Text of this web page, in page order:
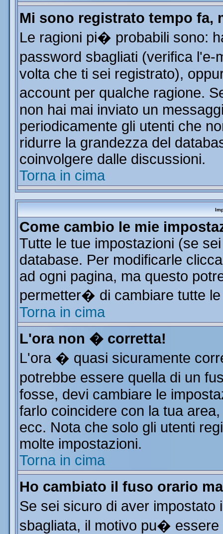
Mi sono registrato tempo
Le ragioni pi� probabili sono:
password sbagliati (verifica
volta che ti sei registrato),
account per qualche ragione.
non hai mai inviato un
periodicamente gli utenti che
ridurre la grandezza del
coinvolgere dalle discussioni.
Torna in cima
Come cambio le mie
Tutte le tue impostazioni (se
database. Per modificarle
ad ogni pagina, ma questo
permetter� di cambiare tutte
Torna in cima
L'ora non � corretta!
L'ora � quasi sicuramente
potrebbe essere quella di un
fosse, devi cambiare le
farlo coincidere con la tua
ecc. Nota che solo gli utenti
molte impostazioni.
Torna in cima
Ho cambiato il fuso orario
Se sei sicuro di aver
sbagliata, il motivo pu�